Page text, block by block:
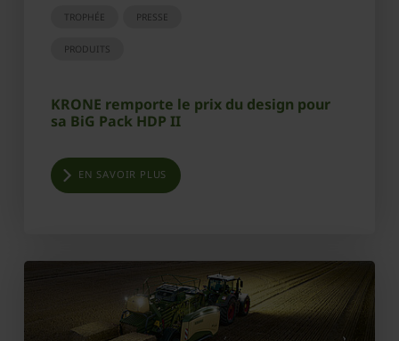
TROPHÉE PRESSE
PRODUITS
KRONE remporte le prix du design pour
sa BiG Pack HDP II
EN SAVOIR PLUS